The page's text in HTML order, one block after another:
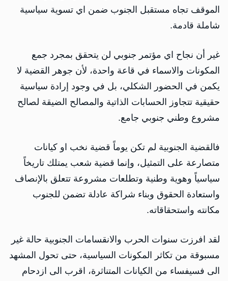
الموقف تجاه مستقبل الجنوب ضمن اي تسوية سياسية
شاملة قادمة.
غير أن نجاح اي مؤتمر جنوبي لن يتحقق بمجرد جمع
المكونات والاسماء في قاعة واحدة، لأن جوهر القضية لا
يكمن في الحضور الشكلي، بل في وجود إرادة سياسية
حقيقية تتجاوز الحسابات الذاتية والمصالح الضيقة لصالح
مشروع وطني جنوبي جامع.
فالقضية الجنوبية لم تكن يوماً قضية نخب او كيانات
متصارعة على التمثيل، وإنما قضية شعب يمتلك تاريخاً
سياسياً وهوية وطنية وتطلعات مشروعة تتعلق بالإنصاف
واستعادة الحقوق وبناء شراكة عادلة تضمن للجنوب
مكانته واستحقاقاته.
لقد افرزت سنوات الحرب والانقسامات الجنوبية حالة غير
مسبوقة من تكاثر المكونات السياسية، حتى تحول المشهد
الى فسيفساء من الكيانات المتناثرة، اقرب الى ازدحام